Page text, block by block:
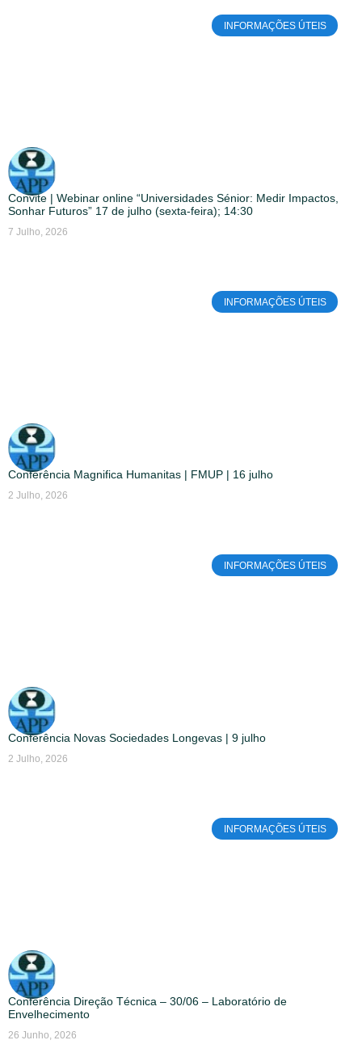
INFORMAÇÕES ÚTEIS
Convite | Webinar online “Universidades Sénior: Medir Impactos,
Sonhar Futuros” 17 de julho (sexta-feira); 14:30
7 Julho, 2026
INFORMAÇÕES ÚTEIS
Conferência Magnifica Humanitas | FMUP | 16 julho
2 Julho, 2026
INFORMAÇÕES ÚTEIS
Conferência Novas Sociedades Longevas | 9 julho
2 Julho, 2026
INFORMAÇÕES ÚTEIS
Conferência Direção Técnica – 30/06 – Laboratório de
Envelhecimento
26 Junho, 2026